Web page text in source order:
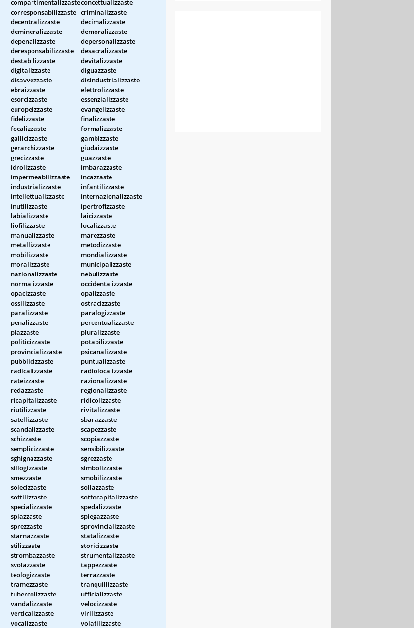
compartimentalizzasteconcettualizzaste
corresponsabilizzaste criminalizzaste
decentralizzaste
decimalizzaste
demineralizzaste
demoralizzaste
depenalizzaste
depersonalizzaste
deresponsabilizzaste
desacralizzaste
destabilizzaste
devitalizzaste
digitalizzaste
diguazzaste
disavvezzaste
disindustrializzaste
ebraizzaste
elettrolizzaste
esorcizzaste
essenzializzaste
europeizzaste
evangelizzaste
fidelizzaste
finalizzaste
focalizzaste
formalizzaste
gallicizzaste
gambizzaste
gerarchizzaste
giudaizzaste
grecizzaste
guazzaste
idrolizzaste
imbarazzaste
impermeabilizzaste
incazzaste
industrializzaste
infantilizzaste
intellettualizzaste
internazionalizzaste
inutilizzaste
ipertrofizzaste
labializzaste
laicizzaste
liofilizzaste
localizzaste
manualizzaste
marezzaste
metallizzaste
metodizzaste
mobilizzaste
mondializzaste
moralizzaste
municipalizzaste
nazionalizzaste
nebulizzaste
normalizzaste
occidentalizzaste
opacizzaste
opalizzaste
ossilizzaste
ostracizzaste
paralizzaste
paralogizzaste
penalizzaste
percentualizzaste
piazzaste
pluralizzaste
politicizzaste
potabilizzaste
provincializzaste
psicanalizzaste
pubblicizzaste
puntualizzaste
radicalizzaste
radiolocalizzaste
rateizzaste
razionalizzaste
redazzaste
regionalizzaste
ricapitalizzaste
ridicolizzaste
riutilizzaste
rivitalizzaste
satellizzaste
sbarazzaste
scandalizzaste
scapezzaste
schizzaste
scopiazzaste
semplicizzaste
sensibilizzaste
sghignazzaste
sgrezzaste
sillogizzaste
simbolizzaste
smezzaste
smobilizzaste
solecizzaste
sollazzaste
sottilizzaste
sottocapitalizzaste
specializzaste
spedalizzaste
spiazzaste
spiegazzaste
sprezzaste
sprovincializzaste
starnazzaste
statalizzaste
stilizzaste
storicizzaste
strombazzaste
strumentalizzaste
svolazzaste
tappezzaste
teologizzaste
terrazzaste
tramezzaste
tranquillizzaste
tubercolizzaste
ufficializzaste
vandalizzaste
velocizzaste
verticalizzaste
virilizzaste
vocalizzaste volatilizzaste